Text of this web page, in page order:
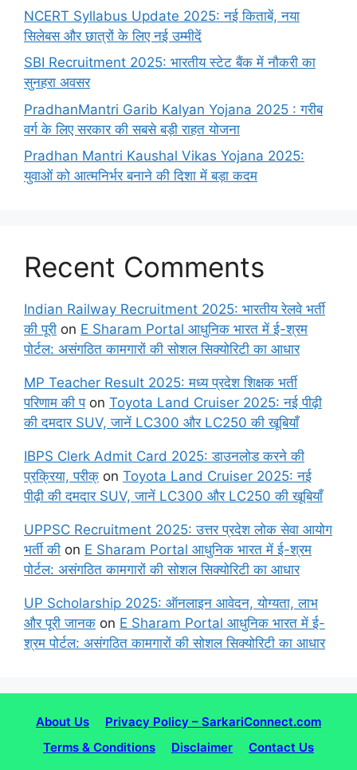
NCERT Syllabus Update 2025: नई किताबें, नया
सिलेबस और छात्रों के लिए नई उम्मीदें
SBI Recruitment 2025: भारतीय स्टेट बैंक में नौकरी का
सुनहरा अवसर
PradhanMantri Garib Kalyan Yojana 2025 : गरीब
वर्ग के लिए सरकार की सबसे बड़ी राहत योजना
Pradhan Mantri Kaushal Vikas Yojana 2025:
युवाओं को आत्मनिर्भर बनाने की दिशा में बड़ा कदम
Recent Comments
Indian Railway Recruitment 2025: भारतीय रेलवे भर्ती
की पूरी on E Sharam Portal आधुनिक भारत में ई-श्रम
पोर्टल: असंगठित कामगारों की सोशल सिक्योरिटी का आधार
MP Teacher Result 2025: मध्य प्रदेश शिक्षक भर्ती
परिणाम की पon Toyota Land Cruiser 2025: नई पीढ़ी
की दमदार SUV, जानें LC300 और LC250 की खूबियाँ
IBPS Clerk Admit Card 2025: डाउनलोड करने की
प्रक्रिया, परीक् on Toyota Land Cruiser 2025: नई
पीढ़ी की दमदार SUV, जानें LC300 और LC250 की खूबियाँ
UPPSC Recruitment 2025: उत्तर प्रदेश लोक सेवा आयोग
भर्ती की on E Sharam Portal आधुनिक भारत में ई-श्रम
पोर्टल: असंगठित कामगारों की सोशल सिक्योरिटी का आधार
UP Scholarship 2025: ऑनलाइन आवेदन, योग्यता, लाभ
और पूरी जानक on E Sharam Portal आधुनिक भारत में ई-
श्रम पोर्टल: असंगठित कामगारों की सोशल सिक्योरिटी का आधार
About Us
Privacy Policy – SarkariConnect.com
Terms & Conditions
Disclaimer
Contact Us